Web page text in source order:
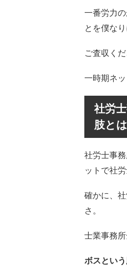
一番労力
とを僕な
ご査収くだ
一時期ネ
社労
肢と
社労士事
ットで社
確かに、
さ。
士業事務
ボスとい